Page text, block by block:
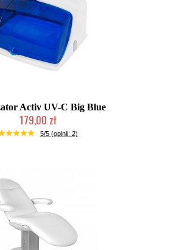
Activ UV-C Big Blue
179,00 zł
Produkt wycofany
5/5 (opinii: 2)